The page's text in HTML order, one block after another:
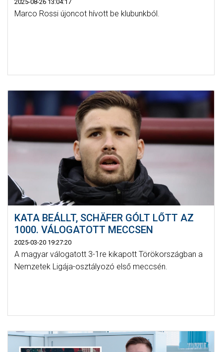
2025-08-26 13:04:17
Marco Rossi újoncot hívott be klubunkból.
KATA BEÁLLT, SCHÄFER GÓLT LŐTT AZ
1000. VÁLOGATOTT MECCSEN
2025-03-20 19:27:20
A magyar válogatott 3-1re kikapott Törökországban a
Nemzetek Ligája-osztályozó első meccsén.